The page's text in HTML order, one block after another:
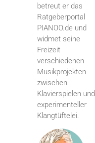
betreut er das
Ratgeberportal
PIANOO.de und
widmet seine
Freizeit
verschiedenen
Musikprojekten
zwischen
Klavierspielen und
experimenteller
Klangtüftelei.